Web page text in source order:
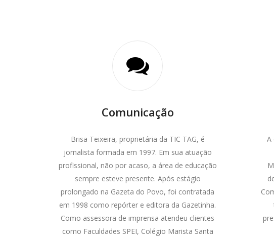
Comunicação
Brisa Teixeira, proprietária da TIC TAG, é
jornalista formada em 1997. Em sua atuação
profissional, não por acaso, a área de educação
sempre esteve presente. Após estágio
prolongado na Gazeta do Povo, foi contratada
em 1998 como repórter e editora da Gazetinha.
Como assessora de imprensa atendeu clientes
como Faculdades SPEI, Colégio Marista Santa
A